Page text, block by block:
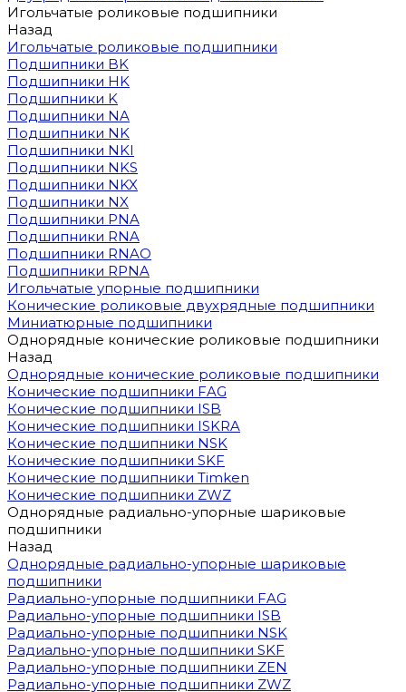
Игольчатые роликовые подшипники
Назад
Игольчатые роликовые подшипники
Подшипники BK
Подшипники HK
Подшипники K
Подшипники NA
Подшипники NK
Подшипники NKI
Подшипники NKS
Подшипники NKX
Подшипники NX
Подшипники PNA
Подшипники RNA
Подшипники RNAO
Подшипники RPNA
Игольчатые упорные подшипники
Конические роликовые двухрядные подшипники
Миниатюрные подшипники
Однорядные конические роликовые подшипники
Назад
Однорядные конические роликовые подшипники
Конические подшипники FAG
Конические подшипники ISB
Конические подшипники ISKRA
Конические подшипники NSK
Конические подшипники SKF
Конические подшипники Timken
Конические подшипники ZWZ
Однорядные радиально-упорные шариковые
подшипники
Назад
Однорядные радиально-упорные шариковые
подшипники
Радиально-упорные подшипники FAG
Радиально-упорные подшипники ISB
Радиально-упорные подшипники NSK
Радиально-упорные подшипники SKF
Радиально-упорные подшипники ZEN
Радиально-упорные подшипники ZWZ